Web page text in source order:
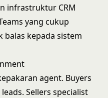
infrastruktur CRM
yang cukup
kepada sistem
agent. Buyers
Sellers specialist